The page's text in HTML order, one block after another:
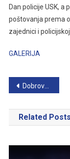
Dan policije USK,
poštovanja prema
zajednici i
GALERIJA
Navigacija
članaka
Dobrovoljno darivanje krvi u susret Danu policije USK
Related Posts